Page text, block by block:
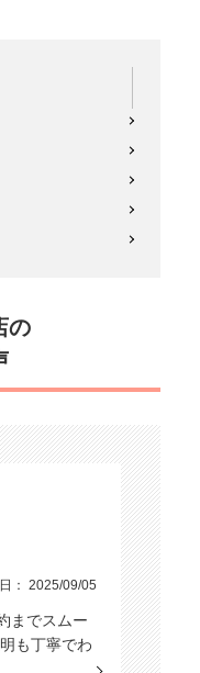
の
： 2025/09/05
までスムー
も丁寧でわ